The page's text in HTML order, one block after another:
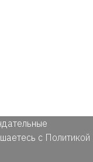
с Политикой